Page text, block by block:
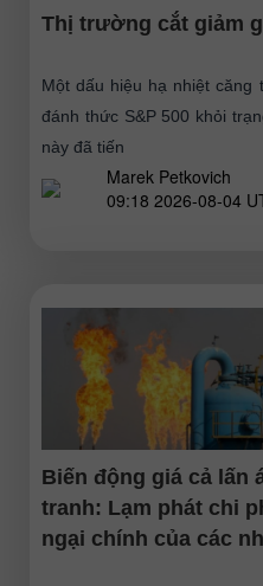
Thị trường cắt giảm
Một dấu hiệu hạ nhiệt
đánh thức S&P 500 khỏi
này đã tiến
Marek Petkovich
09:18 2026-08-04
Biến động giá cả lấn
tranh: Lạm phát chi
ngại chính của các